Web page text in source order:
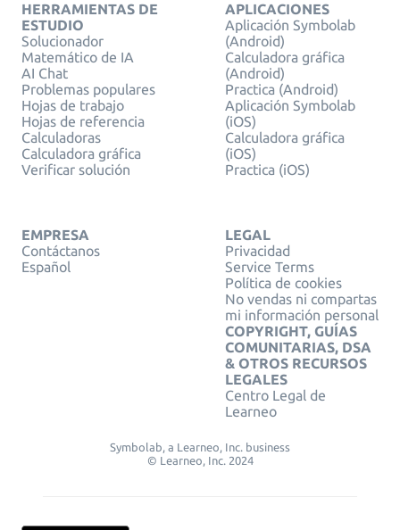
HERRAMIENTAS DE
ESTUDIO
Solucionador
Matemático de IA
AI Chat
Problemas populares
Hojas de trabajo
Hojas de referencia
Calculadoras
Calculadora gráfica
Verificar solución
APLICACIONES
Aplicación Symbolab
(Android)
Calculadora gráfica
(Android)
Practica (Android)
Aplicación Symbolab
(iOS)
Calculadora gráfica
(iOS)
Practica (iOS)
EMPRESA
Contáctanos
Español
LEGAL
Privacidad
Service Terms
Política de cookies
No vendas ni compartas
mi información personal
COPYRIGHT, GUÍAS
COMUNITARIAS, DSA
& OTROS RECURSOS
LEGALES
Centro Legal de
Learneo
Symbolab, a Learneo, Inc. business
© Learneo, Inc. 2024